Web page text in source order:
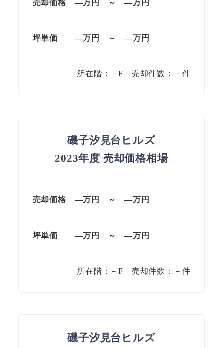
売却価格 —万円 ～ —万円
坪単価 —万円 ～—万円
所在階：－F 売却件数：－件
磯子汐見台ヒルズ
2023年度 売却価格相場
売却価格 —万円 ～ —万円
坪単価 —万円 ～—万円
所在階：－F 売却件数：－件
磯子汐見台ヒルズ